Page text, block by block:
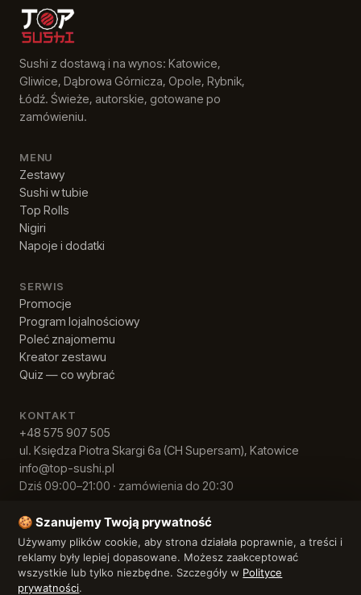
Sushi z dostawą i na wynos: Katowice,
Gliwice, Dąbrowa Górnicza, Opole, Rybnik,
Łódź. Świeże, autorskie, gotowane po
zamówieniu.
MENU
Zestawy
Sushi w tubie
Top Rolls
Nigiri
Napoje i dodatki
SERWIS
Promocje
Program lojalnościowy
Poleć znajomemu
Kreator zestawu
Quiz — co wybrać
KONTAKT
+48 575 907 505
ul. Księdza Piotra Skargi 6a (CH Supersam), Katowice
info@top-sushi.pl
Dziś 09:00–21:00 · zamówienia do 20:30
© 2026 Top Sushi · NIP 9542840480 Polityka prywatności·Regulamin
🍪 Szanujemy Twoją prywatność
Używamy plików cookie, aby strona działała poprawnie, a treści i
reklamy były lepiej dopasowane. Możesz zaakceptować
wszystkie lub tylko niezbędne. Szczegóły w Polityce
prywatności.